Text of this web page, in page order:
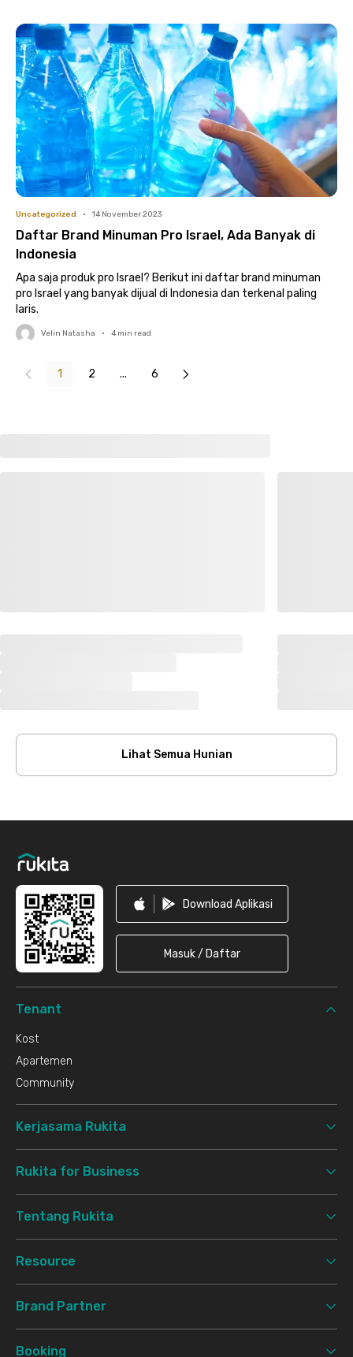
Uncategorized • 14 November 2023
Daftar Brand Minuman Pro Israel, Ada Banyak di
Indonesia
Apa saja produk pro Israel? Berikut ini daftar brand minuman
pro Israel yang banyak dijual di Indonesia dan terkenal paling
laris.
Velin Natasha • 4 min read
1 2 ... 6
Lihat Semua Hunian
Download Aplikasi
Masuk / Daftar
Tenant
Kost
Apartemen
Community
Kerjasama Rukita
Rukita for Business
Tentang Rukita
Resource
Brand Partner
Booking